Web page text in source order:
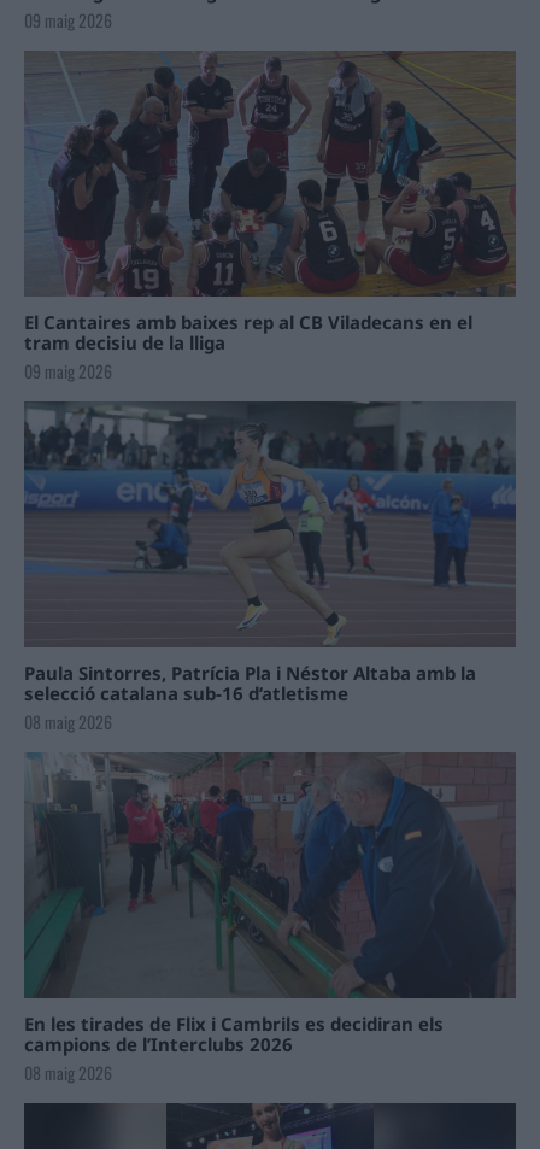
09 maig 2026
El Cantaires amb baixes rep al CB Viladecans en el
tram decisiu de la lliga
09 maig 2026
Paula Sintorres, Patrícia Pla i Néstor Altaba amb la
selecció catalana sub-16 d’atletisme
08 maig 2026
En les tirades de Flix i Cambrils es decidiran els
campions de l’Interclubs 2026
08 maig 2026